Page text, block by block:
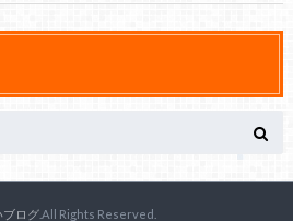
ブログ.All Rights Reserved.